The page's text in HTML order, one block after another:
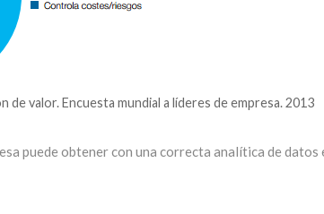
valor. Encuesta mundial a líderes de empresa. 2013
puede obtener con una correcta analítica de datos